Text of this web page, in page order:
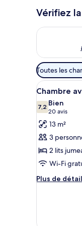
Vérifiez
Vérifier la
Filtres
disponibles
pour
les
chambres
Toutes les
Afficher
toutes
les
photos
pour
ce
type
de
chambre :
6
Chambre
7,27,2 sur 10
Bien
20 avis
(20 avis)
13 m²
3
2 lits
Wi-Fi
Plus de
Plus
avec